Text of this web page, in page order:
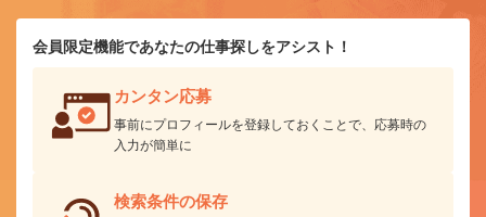
会員限定機能であなたの仕事探しをアシスト！
カンタン応募
事前にプロフィールを登録しておくことで、応募時の
入力が簡単に
検索条件の保存